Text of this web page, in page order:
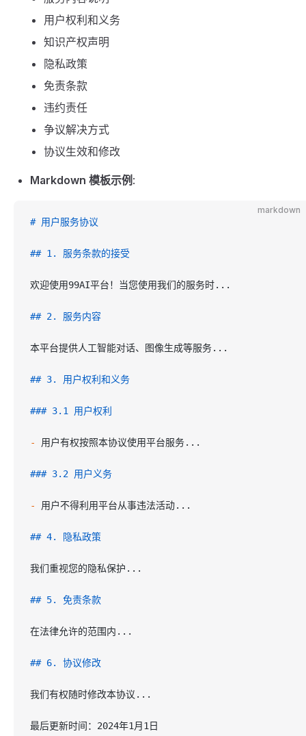
用户权利和义务
知识产权声明
隐私政策
免责条款
违约责任
争议解决方式
协议生效和修改
Markdown 模板示例 :
markdown
# 用户服务协议
## 1. 服务条款的接受
欢迎使用99AI平台！当您使用我们的服务时...
## 2. 服务内容
本平台提供人工智能对话、图像生成等服务...
## 3. 用户权利和义务
### 3.1 用户权利
- 用户有权按照本协议使用平台服务...
### 3.2 用户义务
- 用户不得利用平台从事违法活动...
## 4. 隐私政策
我们重视您的隐私保护...
## 5. 免责条款
在法律允许的范围内...
## 6. 协议修改
我们有权随时修改本协议...
最后更新时间：2024年1月1日